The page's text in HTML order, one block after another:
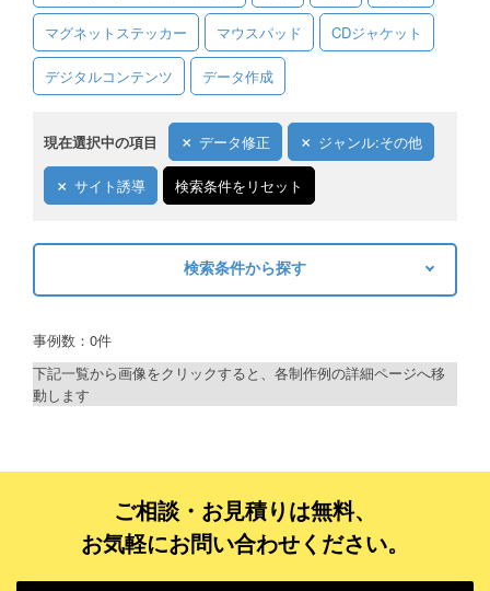
マグネットステッカー マウスパッド CDジャケット
デジタルコンテンツ データ作成
現在選択中の項目 データ修正 ジャンル:その他
サイト誘導 検索条件をリセット
検索条件から探す
制作プランで探す
ベーシックコース
シルバーコース
ゴールドコース
事例数：0件
下記一覧から画像をクリックすると、各制作例の詳細ページへ移
動します
ご相談・お見積りは無料、
お気軽にお問い合わせください。